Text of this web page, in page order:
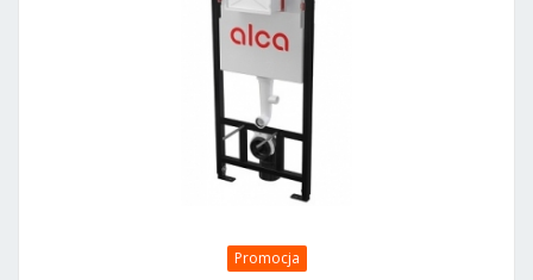
Promocja